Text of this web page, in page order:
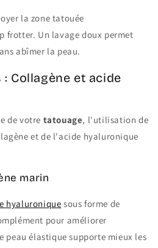
la zone tatouée
frotter. Un lavage doux permet
abîmer la peau.
Collagène et acide
de votre tatouage, l'utilisation de
et de l'acide hyaluronique
marin
hyaluronique sous forme de
pour améliorer
peau élastique supporte mieux les